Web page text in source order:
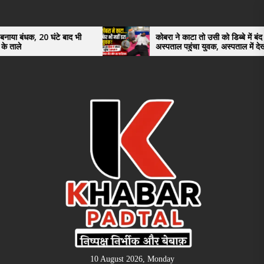
the
content
घंटे बाद भी
कोबरा ने काटा तो उसी को डिब्बे में बंद कर
अस्पताल पहुंचा युवक, अस्पताल में देखकर डॉक्टर
भी रह गए हैरान
10 August 2026, Monday